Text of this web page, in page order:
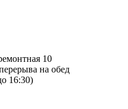
10
на обед
16:30)